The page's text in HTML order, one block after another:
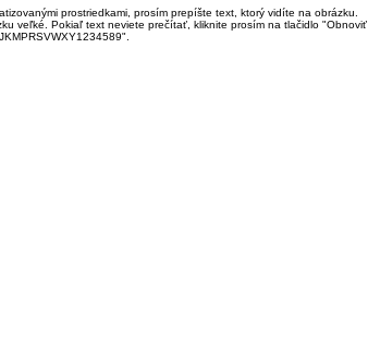
prostriedkami, prosím prepíšte text, ktorý vidíte na obrázku.
veľké. Pokiaľ text neviete prečítať, kliknite prosím na tlačidlo "Obnoviť